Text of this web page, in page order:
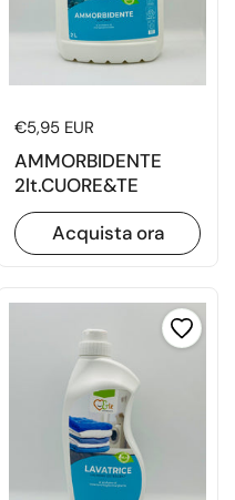
Prezzo di listino
€5,95 EUR
AMMORBIDENTE
2lt.CUORE&TE
Acquista ora